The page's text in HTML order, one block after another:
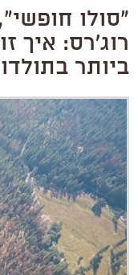
רוג'רס: איך
ביותר